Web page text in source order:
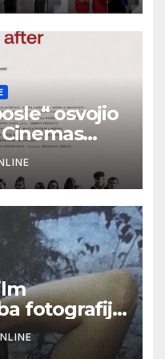
filma Palić
osvojio
festivalu u
fotografija